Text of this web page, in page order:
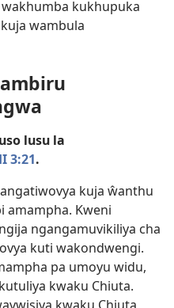
kukhupuka
wambula
lusu la
3:21.
kuja ŵanthu
amampha. Kweni
ngangamuvikiliya cha
kuti wakondwengi.
pa umoyu widu,
kwaku Chiuta.